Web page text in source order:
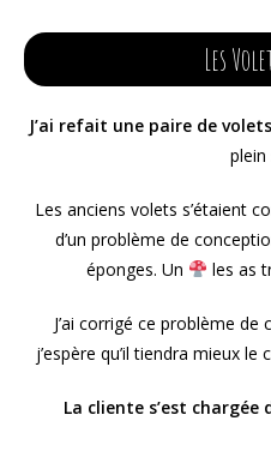
Les
J’ai refait une paire de volets
plein
Les anciens volets s’étaient
d’un problème de
éponges. Un
les as
J’ai corrigé ce problème
j’espère qu’il tiendra mieux
La cliente s’est chargée